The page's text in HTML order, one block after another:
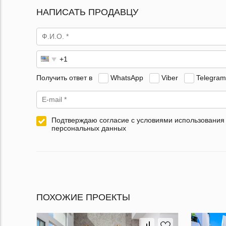
НАПИСАТЬ ПРОДАВЦУ
Получить ответ в WhatsApp Viber Telegram
Подтверждаю согласие с условиями использования
персональных данных
ПОХОЖИЕ ПРОЕКТЫ